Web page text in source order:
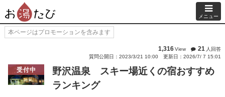
メニュー
本ページはプロモーションを含みます
1,316View 21 人回答
質問公開日：2023/3/21 10:00
更新日：2026/7/ 7 15:01
受付中
野沢温泉 スキー場近くの宿おすすめ
ランキング